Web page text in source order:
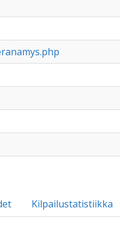
Kilpailustatistiikka